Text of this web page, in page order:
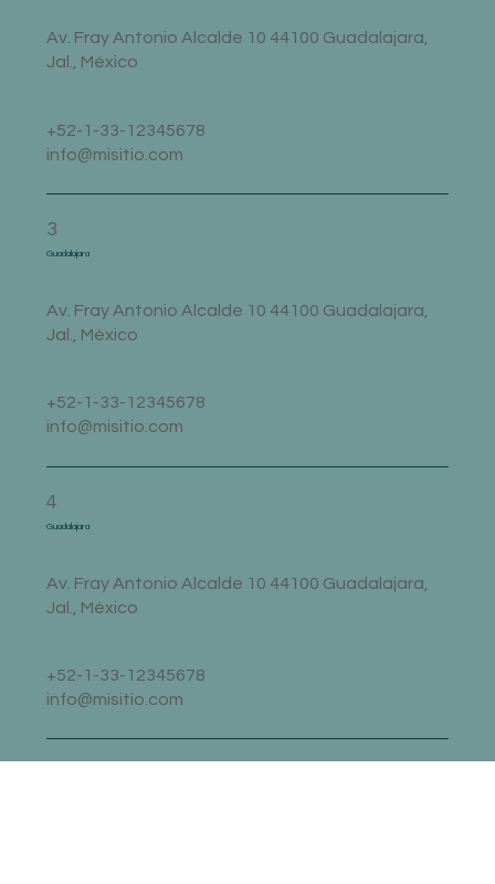
Av. Fray Antonio Alcalde 10 44100 Guadalajara,
Jal., México
+52-1-33-12345678
info@misitio.com
3
Guadalajara
Av. Fray Antonio Alcalde 10 44100 Guadalajara,
Jal., México
+52-1-33-12345678
info@misitio.com
4
Guadalajara
Av. Fray Antonio Alcalde 10 44100 Guadalajara,
Jal., México
+52-1-33-12345678
info@misitio.com